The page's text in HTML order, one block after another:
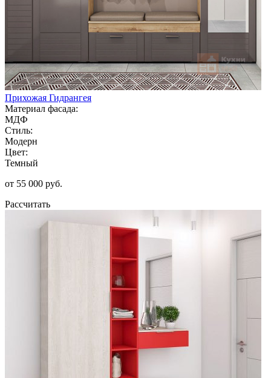
Прихожая Гидрангея
Материал фасада:
МДФ
Стиль:
Модерн
Цвет:
Темный
от 55 000 руб.
Рассчитать